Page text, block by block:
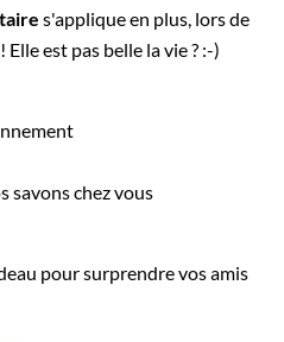
s'applique en plus, lors de
est pas belle la vie ? :-)
savons chez vous
pour surprendre vos amis